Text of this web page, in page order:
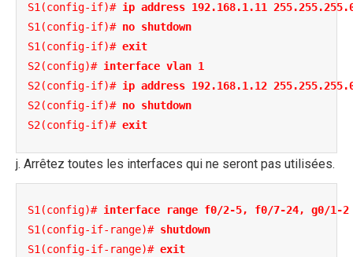
S1(config-if)# ip address 192.168.1.11
S1(config-if)# no shutdown
S1(config-if)# exit
S2(config)# interface vlan 1
S2(config-if)# ip address 192.168.1.12
S2(config-if)# no shutdown
S2(config-if)# exit
j. Arrêtez toutes les interfaces qui ne seront pas utilisées.
S1(config)# interface range f0/2-5, f0/7-24, g0/1-2
S1(config-if-range)# shutdown
S1(config-if-range)# exit